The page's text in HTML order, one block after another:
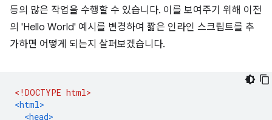
등의 많은 작업을 수행할 수 있습니다. 이를 보여주기 위해 이전
의 'Hello World' 예시를 변경하여 짧은 인라인 스크립트를 추
가하면 어떻게 되는지 살펴보겠습니다.
<!DOCTYPE html>
<html>
<head>